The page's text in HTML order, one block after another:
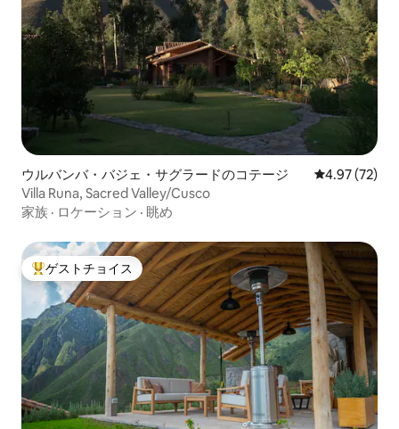
ウルバンバ・バジェ・サグラードのコテージ レビュー72
4.97 (72)
Villa Runa, Sacred Valley/Cusco
家族 · ロケーション · 眺め
大好評のゲストチョイスです。
ゲストチョイス